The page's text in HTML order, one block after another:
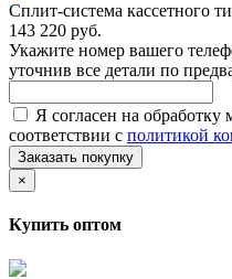
Сплит-система кассетного
143 220 руб.
Укажите номер вашего
уточнив все детали по
Я согласен на
соответствии с политикой
Заказать покупку
×
Купить оптом